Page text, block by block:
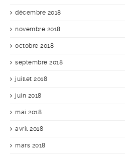
décembre 2018
novembre 2018
octobre 2018
septembre 2018
juillet 2018
juin 2018
mai 2018
avril 2018
mars 2018